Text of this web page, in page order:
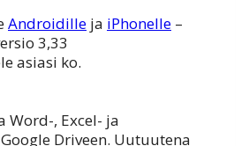
Androidille ja iPhonelle –
3,33
asiasi ko.
Word-, Excel- ja
Driveen. Uutuutena